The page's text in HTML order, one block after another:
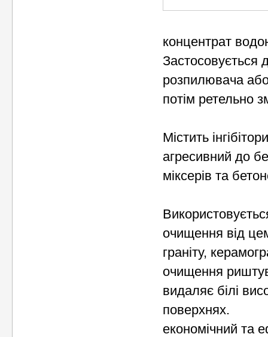
концентрат
розпилювача
потім ретельно
Містить
агресивний до
міксерів та
очищення від
граніту,
очищення
видаляє білі
поверхнях.
економічний та